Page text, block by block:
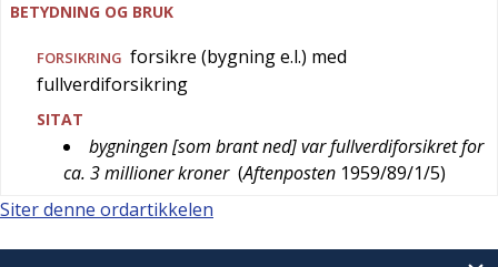
BETYDNING OG BRUK
FORSIKRING forsikre (bygning e.l.) med
fullverdiforsikring
SITAT
bygningen [som brant ned] var fullverdiforsikret for
ca. 3 millioner kroner (Aftenposten 1959/89/1/5)
Siter denne ordartikkelen